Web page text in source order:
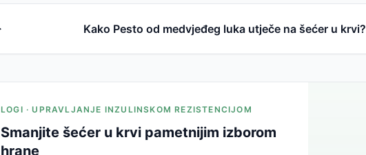
Kako Pesto od medvjeđeg luka utječe na šećer u krvi?
LOGI · UPRAVLJANJE INZULINSKOM REZISTENCIJOM
Smanjite šećer u krvi pametnijim izborom
hrane